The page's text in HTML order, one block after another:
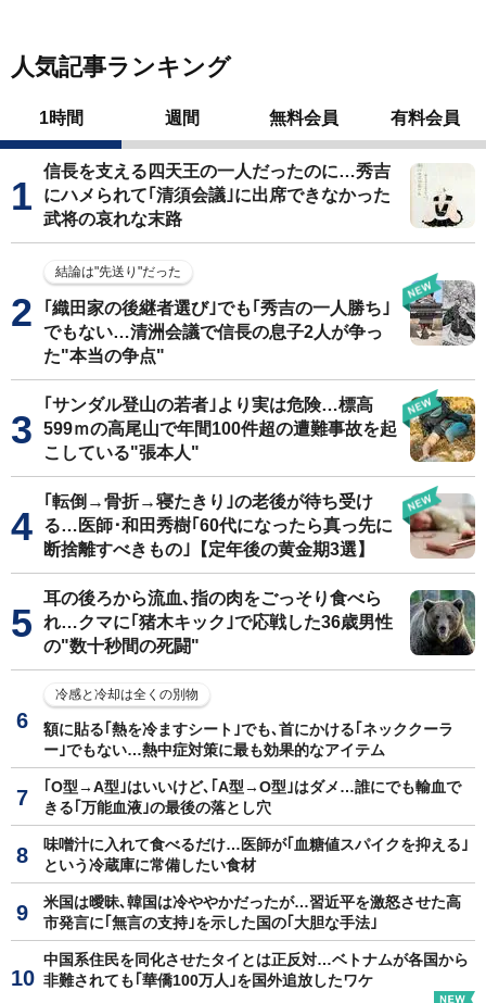
人気記事ランキング
1時間 週間 無料会員 有料会員
信長を支える四天王の一人だったのに…秀吉
にハメられて｢清須会議｣に出席できなかった
武将の哀れな末路
結論は"先送り"だった
｢織田家の後継者選び｣でも｢秀吉の一人勝ち｣
でもない…清洲会議で信長の息子2人が争っ
た"本当の争点"
｢サンダル登山の若者｣より実は危険…標高
599ｍの高尾山で年間100件超の遭難事故を起
こしている"張本人"
｢転倒→骨折→寝たきり｣の老後が待ち受け
る…医師･和田秀樹｢60代になったら真っ先に
断捨離すべきもの｣【定年後の黄金期3選】
耳の後ろから流血､指の肉をごっそり食べら
れ…クマに｢猪木キック｣で応戦した36歳男性
の"数十秒間の死闘"
冷感と冷却は全くの別物
額に貼る｢熱を冷ますシート｣でも､首にかける｢ネッククーラ
ー｣でもない…熱中症対策に最も効果的なアイテム
｢O型→A型｣はいいけど､｢A型→O型｣はダメ…誰にでも輸血で
きる｢万能血液｣の最後の落とし穴
味噌汁に入れて食べるだけ…医師が｢血糖値スパイクを抑える｣
という冷蔵庫に常備したい食材
米国は曖昧､韓国は冷ややかだったが…習近平を激怒させた高
市発言に｢無言の支持｣を示した国の｢大胆な手法｣
中国系住民を同化させたタイとは正反対…ベトナムが各国から
非難されても｢華僑100万人｣を国外追放したワケ